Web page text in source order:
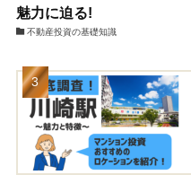
魅力に迫る!
不動産投資の基礎知識